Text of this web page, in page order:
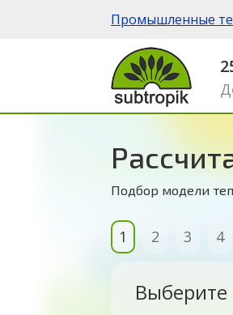
Промышленные
Подбор модели
1 2 3 4